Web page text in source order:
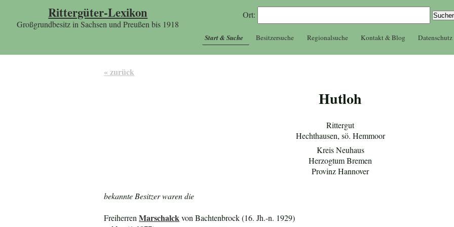
Rittergüter-Lexikon
Großgrundbesitz in Sachsen und Preußen bis 1918
Ort:
Start & Suche Besitzersuche Regionalsuche Kontakt & Blog Datenschutz
« zurück
Hutloh
Rittergut
Hechthausen, sö. Hemmoor
Kreis Neuhaus
Herzogtum Bremen
Provinz Hannover
bekannte Besitzer waren die
FreiherrenMarschalck von Bachtenbrock (16. Jh.-n. 1929)